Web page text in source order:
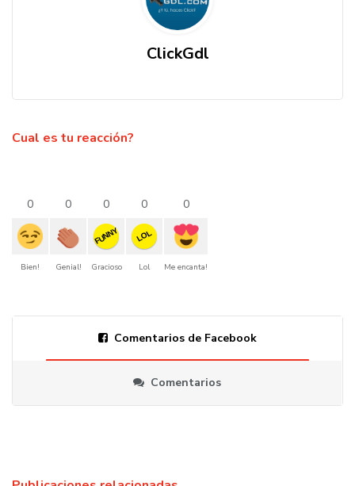
ClickGdl
Cual es tu reacción?
0
Bien!
0
Genial!
0
FUNNY
Gracioso
0
LOL
Lol
0
Me encanta!
Comentarios de Facebook
Comentarios